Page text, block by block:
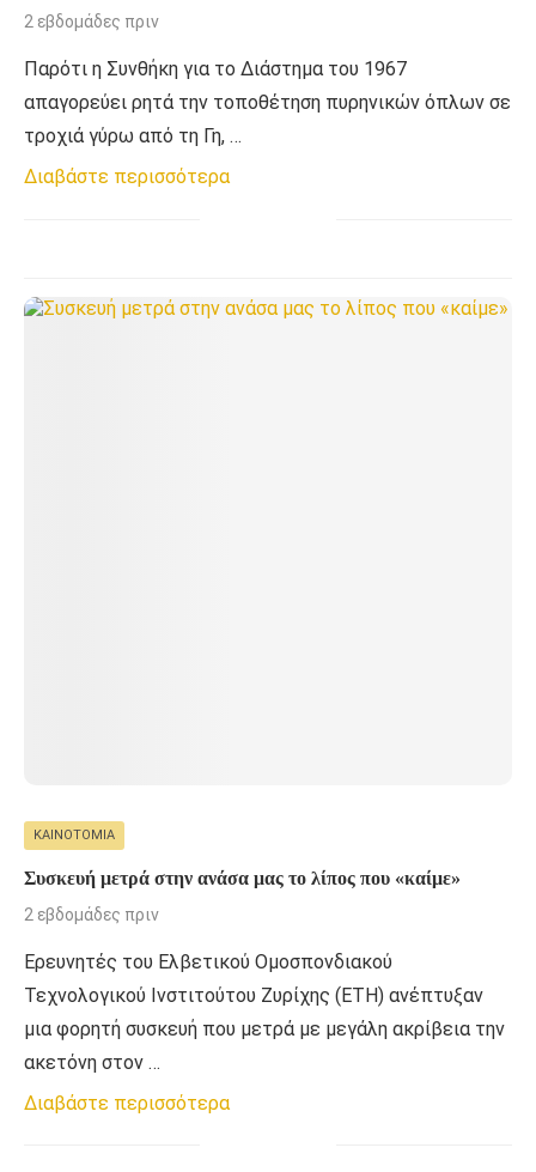
2 εβδομάδες πριν
Παρότι η Συνθήκη για το Διάστημα του 1967
απαγορεύει ρητά την τοποθέτηση πυρηνικών όπλων σε
τροχιά γύρω από τη Γη, …
Διαβάστε περισσότερα
ΚΑΙΝΟΤΟΜΊΑ
Συσκευή μετρά στην ανάσα μας το λίπος που «καίμε»
2 εβδομάδες πριν
Ερευνητές του Ελβετικού Ομοσπονδιακού
Τεχνολογικού Ινστιτούτου Ζυρίχης (ETH) ανέπτυξαν
μια φορητή συσκευή που μετρά με μεγάλη ακρίβεια την
ακετόνη στον …
Διαβάστε περισσότερα